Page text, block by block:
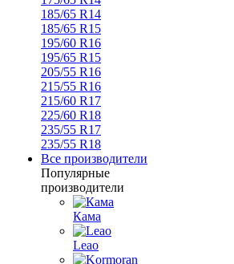
185/65 R14
185/65 R15
195/60 R16
195/65 R15
205/55 R16
215/55 R16
215/60 R17
225/60 R18
235/55 R17
235/55 R18
Все производители
Популярные
производители
Кама
Leao